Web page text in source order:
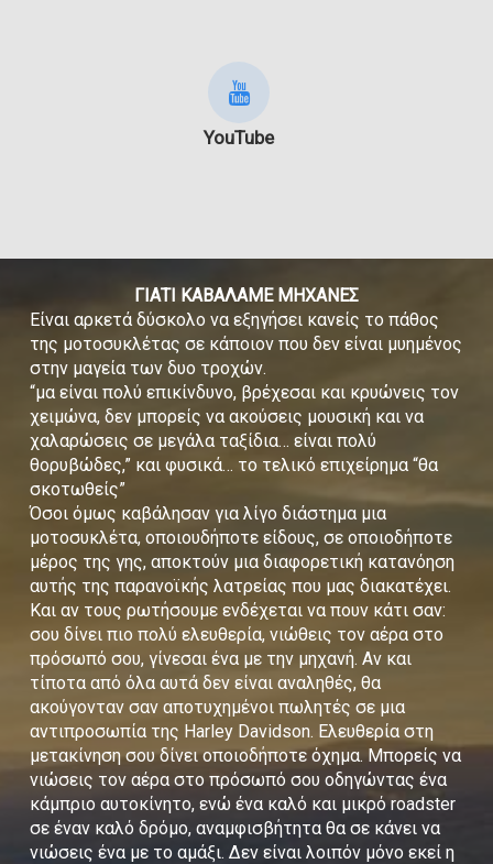
YouTube
ΓΙΑΤΙ ΚΑΒΑΛΑΜΕ ΜΗΧΑΝΕΣ
Είναι αρκετά δύσκολο να εξηγήσει κανείς το πάθος
της μοτοσυκλέτας σε κάποιον που δεν είναι μυημένος
στην μαγεία των δυο τροχών.
“μα είναι πολύ επικίνδυνο, βρέχεσαι και κρυώνεις τον
χειμώνα, δεν μπορείς να ακούσεις μουσική και να
χαλαρώσεις σε μεγάλα ταξίδια… είναι πολύ
θορυβώδες,” και φυσικά… το τελικό επιχείρημα “θα
σκοτωθείς”
Όσοι όμως καβάλησαν για λίγο διάστημα μια
μοτοσυκλέτα, οποιουδήποτε είδους, σε οποιοδήποτε
μέρος της γης, αποκτούν μια διαφορετική κατανόηση
αυτής της παρανοϊκής λατρείας που μας διακατέχει.
Και αν τους ρωτήσουμε ενδέχεται να πουν κάτι σαν:
σου δίνει πιο πολύ ελευθερία, νιώθεις τον αέρα στο
πρόσωπό σου, γίνεσαι ένα με την μηχανή. Αν και
τίποτα από όλα αυτά δεν είναι αναληθές, θα
ακούγονταν σαν αποτυχημένοι πωλητές σε μια
αντιπροσωπία της Harley Davidson. Ελευθερία στη
μετακίνηση σου δίνει οποιοδήποτε όχημα. Μπορείς να
νιώσεις τον αέρα στο πρόσωπό σου οδηγώντας ένα
κάμπριο αυτοκίνητο, ενώ ένα καλό και μικρό roadster
σε έναν καλό δρόμο, αναμφισβήτητα θα σε κάνει να
νιώσεις ένα με το αμάξι. Δεν είναι λοιπόν μόνο εκεί η